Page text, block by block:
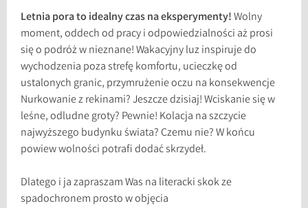
Letnia pora to idealny czas na eksperymenty!Wolny
moment, oddech od pracy i odpowiedzialności aż prosi
się o podróż w nieznane! Wakacyjny luz inspiruje do
wychodzenia poza strefę komfortu, ucieczkę od
ustalonych granic, przymrużenie oczu na konsekwencje
Nurkowanie z rekinami? Jeszcze dzisiaj! Wciskanie się w
leśne, odludne groty? Pewnie! Kolacja na szczycie
najwyższego budynku świata? Czemu nie? W końcu
powiew wolności potrafi dodać skrzydeł.
Dlatego i ja zapraszam Was na literacki skok ze
spadochronem prosto w objęcia